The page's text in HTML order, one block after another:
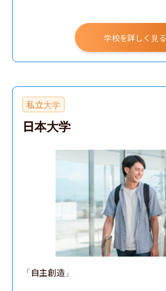
学校を詳しく見る
私立大学
日本大学
「自主創造」